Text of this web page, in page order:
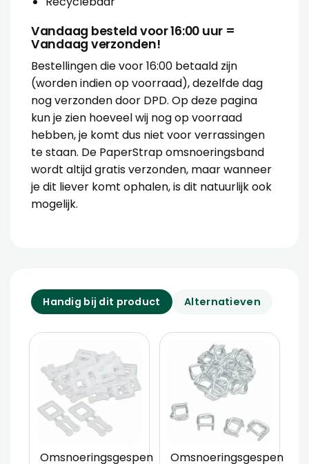
Vandaag besteld voor 16:00 uur =
Vandaag verzonden!
Bestellingen die voor 16:00 betaald zijn
(worden indien op voorraad), dezelfde dag
nog verzonden door DPD. Op deze pagina
kun je zien hoeveel wij nog op voorraad
hebben, je komt dus niet voor verrassingen
te staan. De PaperStrap omsnoeringsband
wordt altijd gratis verzonden, maar wanneer
je dit liever komt ophalen, is dit natuurlijk ook
mogelijk.
Handig bij dit product Alternatieven
Omsnoeringsgespen
Omsnoeringsgespen